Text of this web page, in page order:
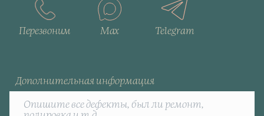
Перезвоним Max Telegram
Дополнительная информация